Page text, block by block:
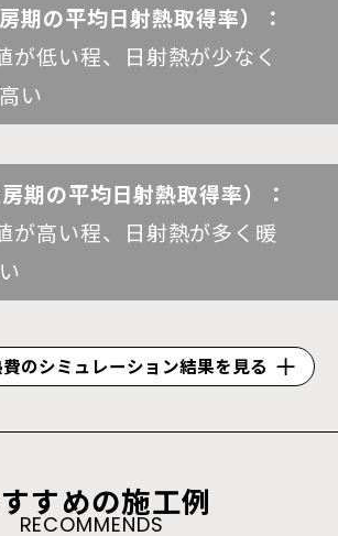
期の平均日射熱取得率）：
が低い程、日射熱が少なく
い
期の平均日射熱取得率）：
が高い程、日射熱が多く暖
のシミュレーション結果を見る
すめの施工例
RECOMMENDS